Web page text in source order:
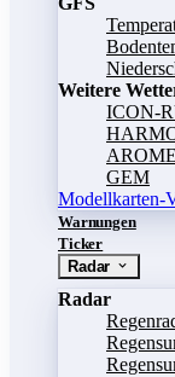
Weitere
ICON-
AROME
GEM
Modellkarten-
Warnungen
Ticker
Radar
Radar